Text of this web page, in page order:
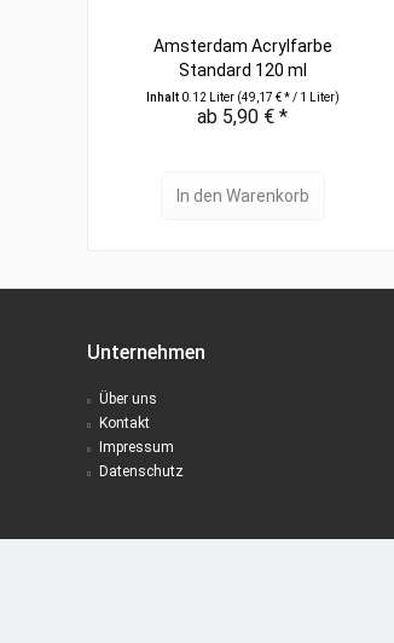
Amsterdam Acrylfarbe
Standard 120 ml
Inhalt 0.12 Liter (49,17 € * / 1 Liter)
ab 5,90 € *
In den Warenkorb
Unternehmen
Über uns
Kontakt
Impressum
Datenschutz